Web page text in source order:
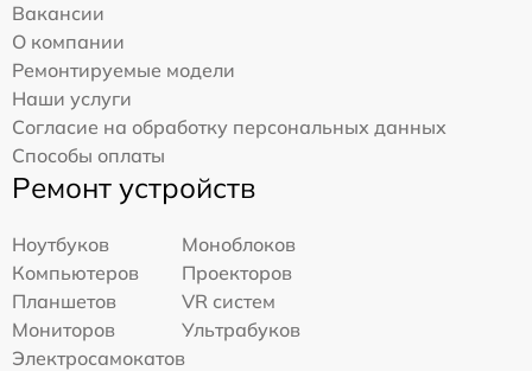
Вакансии
О компании
Ремонтируемые модели
Наши услуги
Согласие на обработку персональных данных
Способы оплаты
Ремонт устройств
Ноутбуков
Моноблоков
Компьютеров
Проекторов
Планшетов
VR систем
Мониторов
Ультрабуков
Электросамокатов